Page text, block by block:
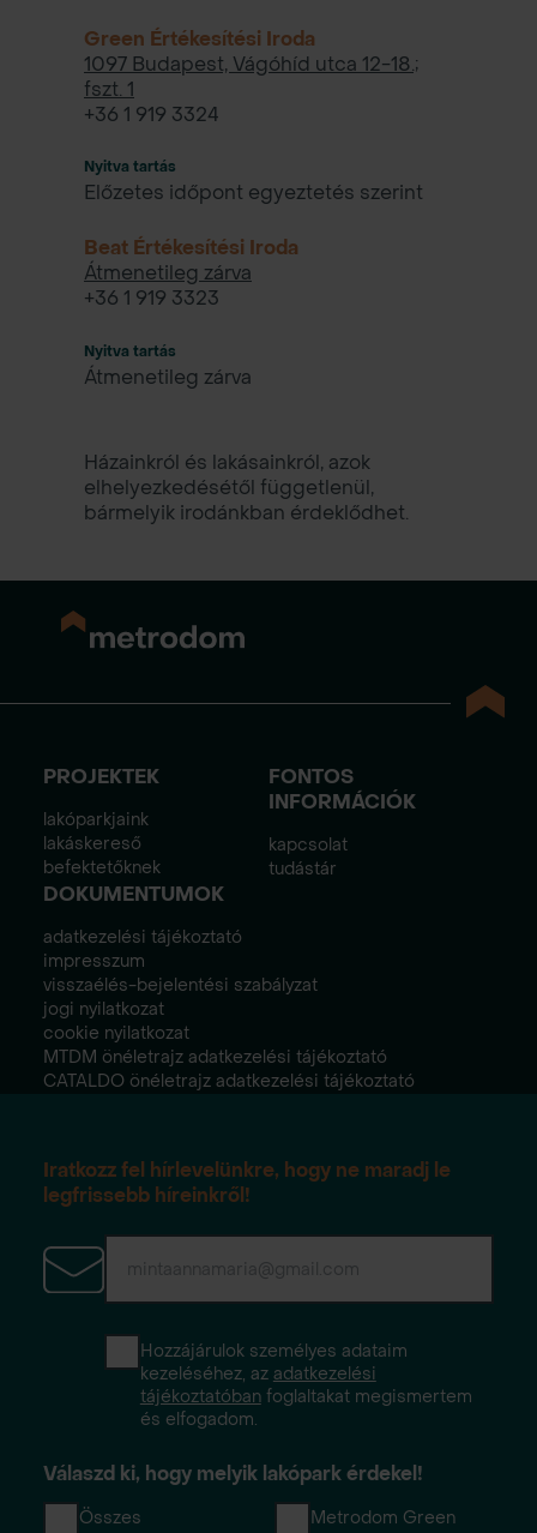
Green Értékesítési Iroda
1097 Budapest, Vágóhíd utca 12-18.;
fszt. 1
+36 1 919 3324
Nyitva tartás
Előzetes időpont egyeztetés szerint
Beat Értékesítési Iroda
Átmenetileg zárva
+36 1 919 3323
Nyitva tartás
Átmenetileg zárva
Házainkról és lakásainkról, azok
elhelyezkedésétől függetlenül,
bármelyik irodánkban érdeklődhet.
PROJEKTEK
lakóparkjaink
lakáskereső
befektetőknek
FONTOS
INFORMÁCIÓK
kapcsolat
tudástár
DOKUMENTUMOK
adatkezelési tájékoztató
impresszum
visszaélés-bejelentési szabályzat
jogi nyilatkozat
cookie nyilatkozat
MTDM önéletrajz adatkezelési tájékoztató
CATALDO önéletrajz adatkezelési tájékoztató
Iratkozz fel hírlevelünkre, hogy ne maradj le
legfrissebb híreinkről!
Hozzájárulok személyes adataim
kezeléséhez, az adatkezelési
tájékoztatóbanfoglaltakat megismertem
és elfogadom.
Válaszd ki, hogy melyik lakópark érdekel!
Összes Metrodom Green